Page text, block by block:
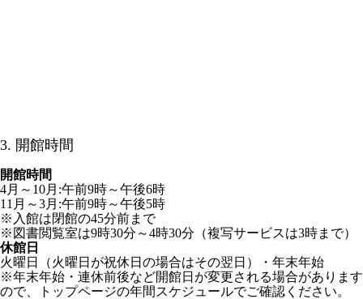
3. 開館時間
開館時間
4月～10月:午前9時～午後6時
11月～3月:午前9時～午後5時
※入館は閉館の45分前まで
※図書閲覧室は9時30分～4時30分（複写サービスは3時まで）
休館日
火曜日（火曜日が祝休日の場合はその翌日）・年末年始
※年末年始・連休前後など開館日が変更される場合があります
ので、トップページの年間スケジュールでご確認ください。